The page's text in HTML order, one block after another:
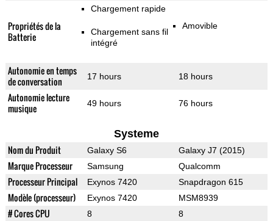
Propriétés de la
Batterie
Chargement rapide
Chargement sans fil
intégré
Amovible
Autonomie en temps
de conversation
17 hours 18 hours
Autonomie lecture
musique
49 hours 76 hours
Systeme
Nom du Produit Galaxy S6 Galaxy J7 (2015)
Marque Processeur Samsung Qualcomm
Processeur Principal Exynos 7420 Snapdragon 615
Modèle (processeur) Exynos 7420 MSM8939
# Cores CPU 8 8